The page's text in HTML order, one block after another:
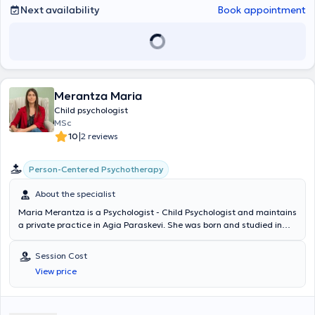
Psychotherapy and Counseling, providing services to adults,
Next availability Book appointment
Merantza Maria
Child psychologist
MSc
10|2 reviews
Person-Centered Psychotherapy
About the specialist
Maria Merantza is a Psychologist - Child Psychologist and maintains
a private practice in Agia Paraskevi. She was born and studied in
and is a graduate of the Master's Program in Child Psychology (MSc
in the Psychology of Child Development) at the University of Central
Lancashire, UK. Additionally, she completed a three-year training
program in Person-Centered Counseling/Psychotherapy, earning a
Session Cost
View price